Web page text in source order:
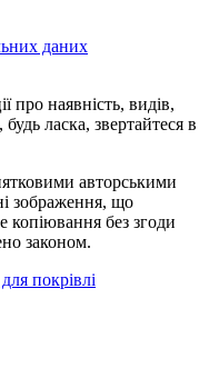
даних
про наявність, видів,
будь ласка, звертайтеся в
авторськими
зображення, що
копіювання без згоди
законом.
покрівлі